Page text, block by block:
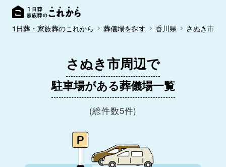
1日葬・家族葬のこれから 葬儀場を探す 香川県 さぬき市
さぬき市周辺で
駐車場がある葬儀場一覧
(総件数5件)